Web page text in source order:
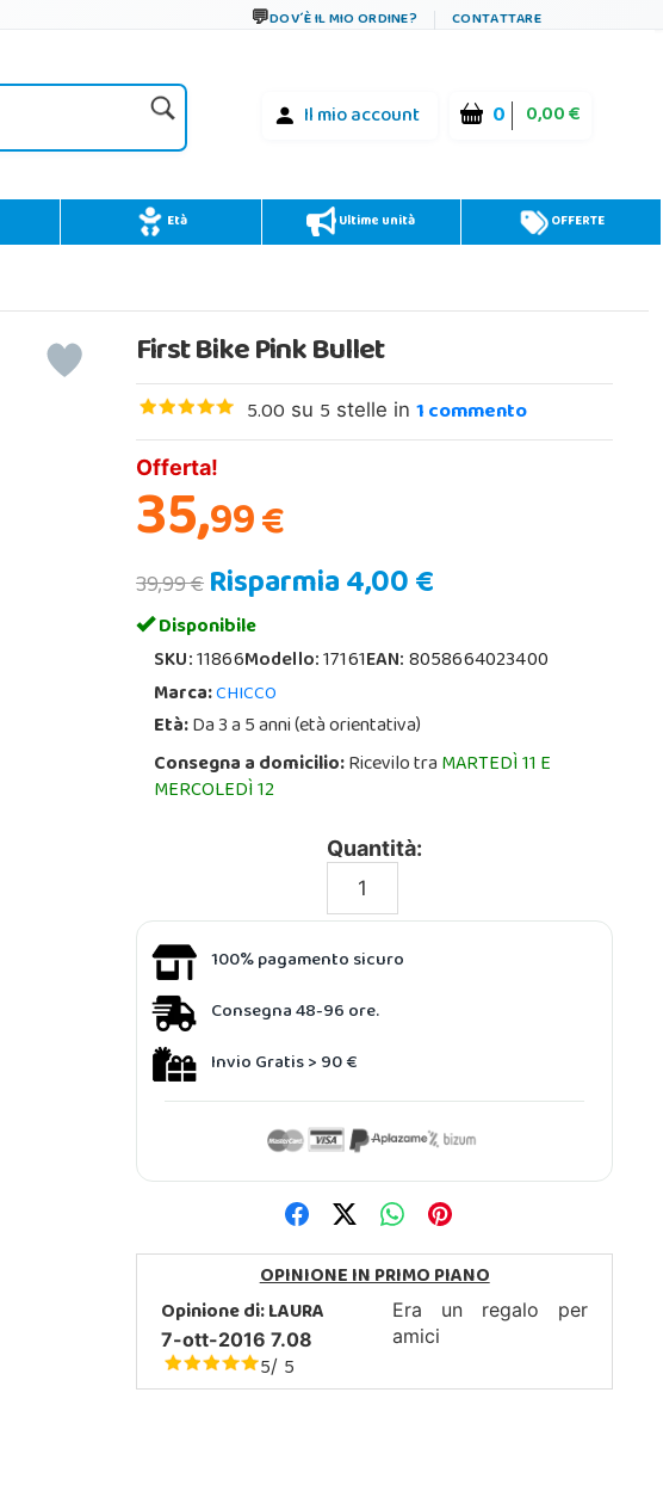
DOV´È IL MIO ORDINE? CONTATTARE
Il mio account 0 0,00 €
Età Ultime unità OFFERTE
First Bike Pink Bullet
5.00 su 5 stelle in1commento
Offerta!
35,99€
39,99 €Risparmia 4,00 €
Disponibile
SKU:11866Modello:17161EAN:8058664023400
Marca:CHICCO
Età:Da 3 a 5 anni (età orientativa)
Consegna a domicilio:Ricevilo traMARTEDÌ 11 E
MERCOLEDÌ 12
Quantità:
100% pagamento sicuro
Consegna 48-96 ore.
Invio Gratis > 90 €
OPINIONE IN PRIMO PIANO
Opinione di:LAURA
7-ott-2016 7.08
5/ 5
Era un regalo per
amici